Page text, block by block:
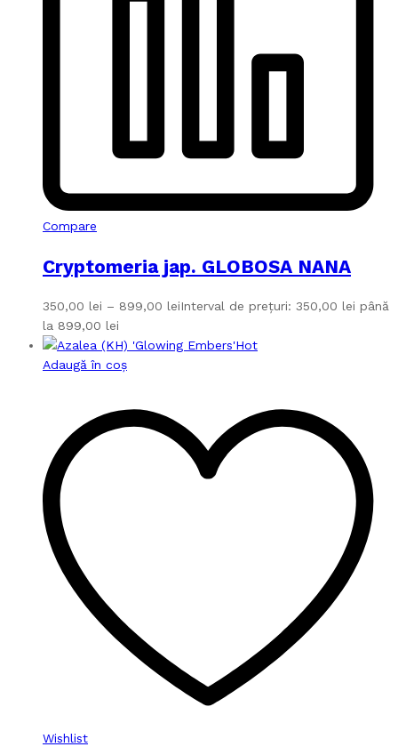
Compare
Cryptomeria jap. GLOBOSA NANA
350,00 lei – 899,00 leiInterval de prețuri: 350,00 lei până
la 899,00 lei
Hot
Adaugă în coș
Wishlist